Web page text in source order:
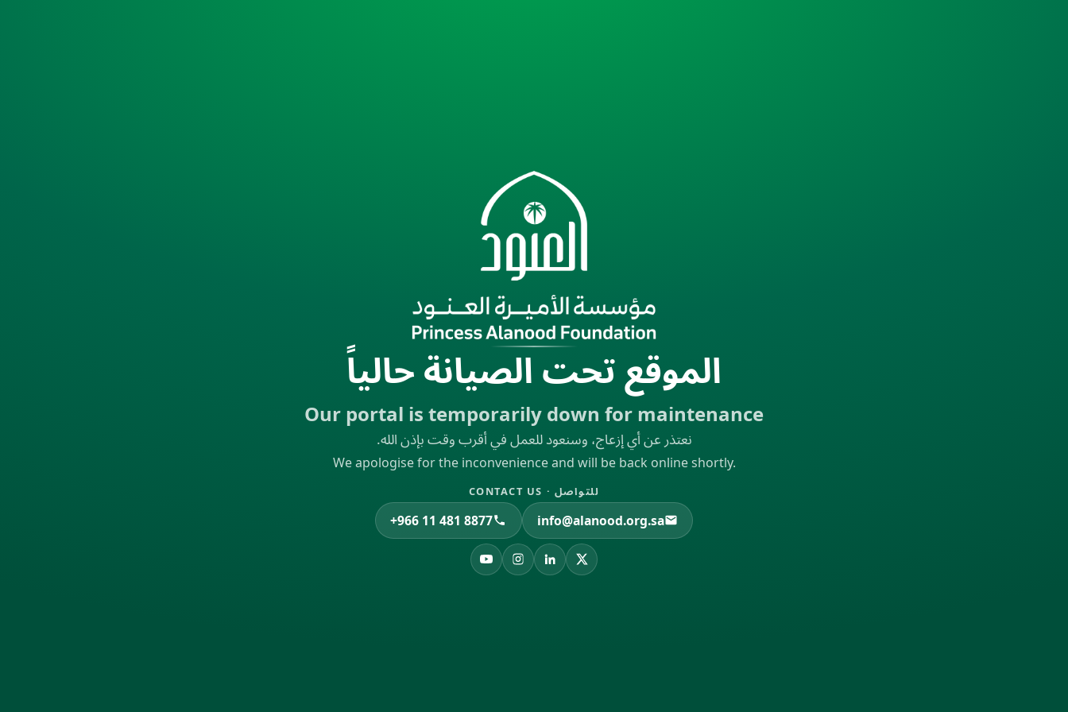
الموقع تحت الصيانة حالياً
Our portal is temporarily down for maintenance
نعتذر عن أي إزعاج، وسنعود للعمل في أقرب وقت بإذن الله.
We apologise for the inconvenience and will be back online shortly.
للتواصل · CONTACT US
info@alanood.org.sa
+966 11 481 8877